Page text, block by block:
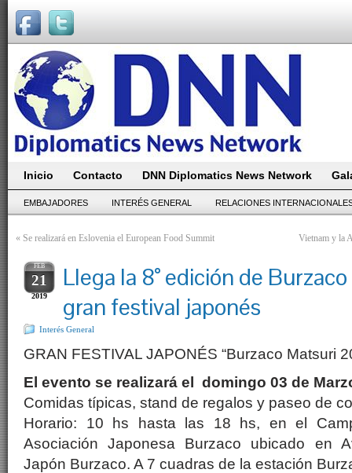
Inicio Contacto DNN Diplomatics News Network
EMBAJADORES INTERÉS GENERAL RELACIONES
« Se realizará en Eslovenia el European Food Summit Vietnam y la
FEB
21
2019
Llega la 8° edición de
gran festival japonés
Interés General
GRAN FESTIVAL JAPONÉS “Burzaco Matsuri
El evento se realizará el domingo 03 de
Comidas típicas, stand de regalos y paseo de
Horario: 10 hs hasta las 18 hs, en el
Asociación Japonesa Burzaco ubicado en
Japón Burzaco. A 7 cuadras de la estación